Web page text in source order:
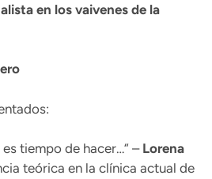
en los vaivenes de la
tiempo de hacer…“ –Lorena
teórica en la clínica actual de